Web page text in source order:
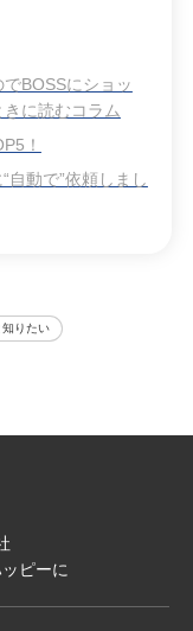
BOSSにショッ
に読むコラム
！
自動で”依頼しまし
りたい
ピーに